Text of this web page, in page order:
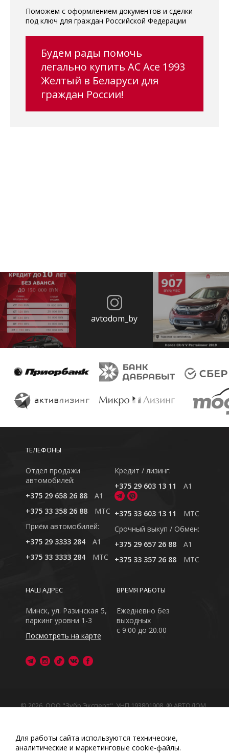
Поможем с оформлением документов и сделки
под ключ для граждан Российской Федерации
Будем рады помочь
легально купить AC Ace 1993
Желтый в Беларуси для
граждан России!
avtodom_by
ТЕЛЕФОНЫ
Отдел продажи
автомобилей:
+375 29 658 26 88
A1
+375 33 358 26 88
MTC
Приём автомобилей:
+375 29 3333 284
A1
+375 33 3333 284
MTC
Кредит / лизинг:
+375 29 603 13 11
A1
+375 33 603 13 11
MTC
Cрочный выкуп / Обмен:
+375 29 657 26 88
A1
+375 33 357 26 88
MTC
ВРЕМЯ РАБОТЫ
Ежедневно без
выходных
с 9.00 до 20.00
НАШ АДРЕС
Минск, ул. Разинская 5,
паркинг уровни 1-3
Посмотреть на карте
© 2026, ООО "Зубр Эксперт", УНП 193801908. ® АВТОДОМ
Обращаем Ваше внимание на то, что данный интернет-
сайт носит исключительно информационный характер
Любое использование либо копирование материалов
Для работы сайта используются технические,
аналитические и маркетинговые сооkіе-файлы.